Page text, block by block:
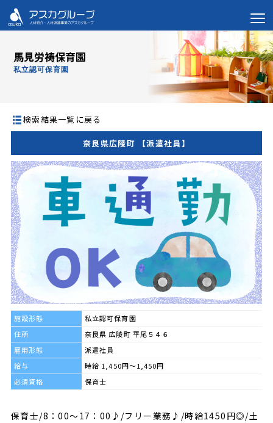
馬見労祷保育園
私立認可保育園
検索結果一覧に戻る
奈良県広陵町 【派遣社員】
施設形態
私立認可保育園
住所
奈良県 広陵町 平尾５４６
雇用形態
派遣社員
給与
時給 1,450円～1,450円
必須資格
保育士
保育士/8：00～17：00♪/フリー業務♪/時給1450円◎/土